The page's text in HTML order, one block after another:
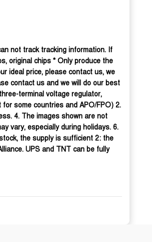
not track tracking information. If
original chips * Only produce the
ideal price, please contact us, we
contact us and we will do our best
terminal voltage regulator,
some countries and APO/FPO) 2.
4. The images shown are not
vary, especially during holidays. 6.
the supply is sufficient 2: the
UPS and TNT can be fully